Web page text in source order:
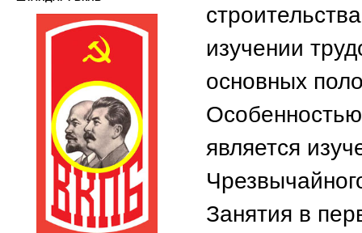
изучении
основных
является
Занятия в